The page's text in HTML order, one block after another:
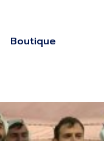
Boutique